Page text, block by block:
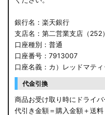
銀行名：楽天銀行
支店名：第二営業支店（252）
口座種別：普通
口座番号：7913007
口座名義：カ）レッドマティ
代金引換
商品お受け取り時にドライバ
代引き金額＝購入金額＋送